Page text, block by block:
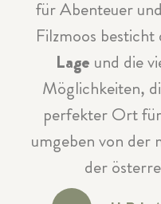
für Abenteuer
Filzmoos besticht
Lage und die
Möglichkeiten,
perfekter Ort
umgeben von der
der